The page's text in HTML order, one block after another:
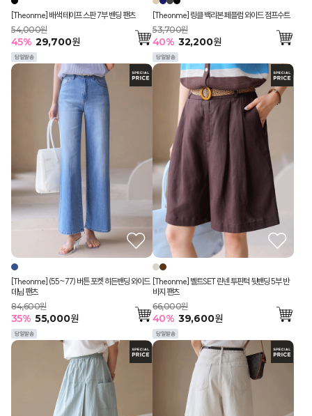
[Theonme] 배색 테이프 스판 7부 밴딩 팬츠
54,000원
45% 29,700원
[Theonme] 링클 백리본 페플럼 와이드 점프수트
53,700원
40% 32,200원
[Theonme] (55~77) 버튼 포켓 히든밴딩 와이드
데님 팬츠
84,600원
35% 55,000원
[Theonme] 벨트SET 린넨 투핀턱 뒷밴딩 5부 반
바지 팬츠
66,000원
40% 39,600원